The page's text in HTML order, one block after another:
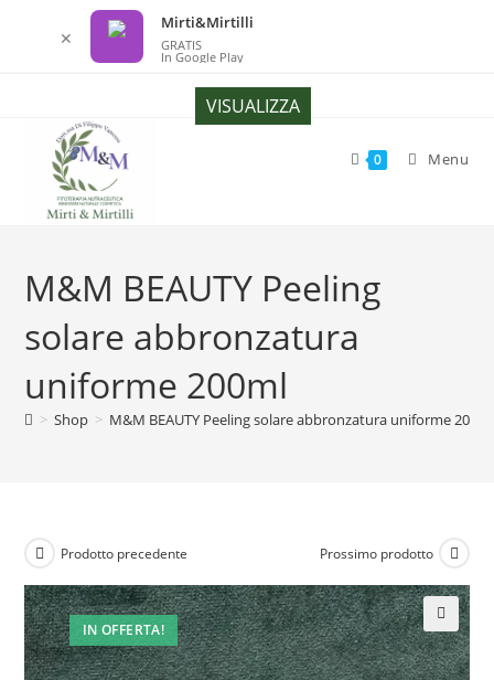
contenuto
0 Menu
M&M BEAUTY Peeling
solare abbronzatura
uniforme 200ml
> Shop > M&M BEAUTY Peeling solare abbronzatura uniforme 200ml
IN OFFERTA!
Prodotto precedente Prossimo prodotto
🔍
✕
Mirti&Mirtilli
GRATIS
In Google Play
VISUALIZZA